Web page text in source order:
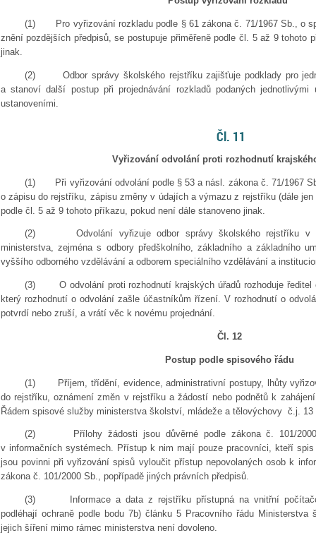
(1)
Pro vyřizování rozkladu podle § 61 zákona č. 71/1967 Sb., o
znění pozdějších předpisů, se postupuje přiměřeně podle čl. 5 až 9 tohoto
jinak.
(2)
Odbor správy školského rejstříku zajišťuje podklady pro
a stanoví další postup při projednávání rozkladů podaných
ustanoveními.
Čl. 11
Vyřizování odvolání proti rozhodnutí
(1)
Při vyřizování odvolání podle § 53 a násl. zákona č. 71/1967
o zápisu do rejstříku, zápisu změny v údajích a výmazu z rejstříku (dále jen
podle čl. 5 až 9 tohoto příkazu, pokud není dále stanoveno jinak.
(2)
Odvolání vyřizuje odbor správy školského rejstříku
ministerstva, zejména s odbory předškolního, základního a základního
vyššího odborného vzdělávání a odborem speciálního vzdělávání a
(3)
O odvolání proti rozhodnutí krajských úřadů rozhoduje
který rozhodnutí o odvolání zašle účastníkům řízení. V rozhodnutí o
potvrdí nebo zruší, a vrátí věc k novému projednání.
Čl. 12
Postup podle spisového řádu
(1)
Příjem, třídění, evidence, administrativní postupy, lhůty
do rejstříku, oznámení změn v rejstříku a žádostí nebo podnětů k
Řádem spisové služby ministerstva školství, mládeže a tělovýchovy č.j. 13
(2)
Přílohy žádosti jsou důvěrné podle zákona č. 101/
v informačních systémech. Přístup k nim mají pouze pracovníci, kteří
jsou povinni při vyřizování spisů vyloučit přístup nepovolaných osob k
zákona č. 101/2000 Sb., popřípadě jiných právních předpisů.
(3)
Informace a data z rejstříku přístupná na vnitřní
podléhají ochraně podle bodu 7b) článku 5 Pracovního řádu
jejich šíření mimo rámec ministerstva není dovoleno.